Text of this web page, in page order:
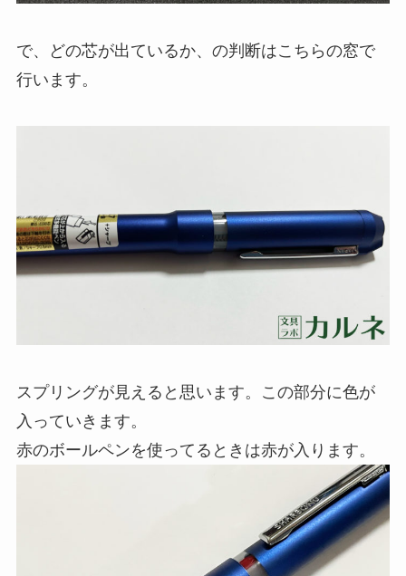
で、どの芯が出ているか、の判断はこちらの窓で
行います。
スプリングが見えると思います。この部分に色が
入っていきます。
赤のボールペンを使ってるときは赤が入ります。